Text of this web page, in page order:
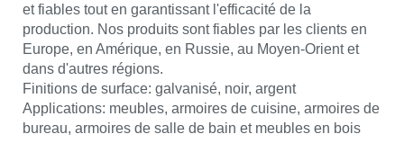
et fiables tout en garantissant l'efficacité de la
production. Nos produits sont fiables par les clients en
Europe, en Amérique, en Russie, au Moyen-Orient et
dans d'autres régions.
Finitions de surface: galvanisé, noir, argent
Applications: meubles, armoires de cuisine, armoires de
bureau, armoires de salle de bain et meubles en bois